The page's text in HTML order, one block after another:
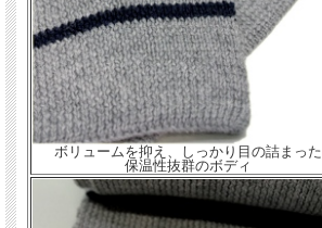
ボリュームを抑え、しっかり目の詰まった
保温性抜群のボディ